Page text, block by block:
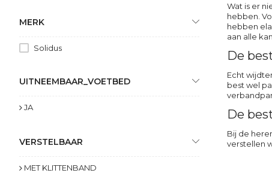
Wat is er
hebben.
hebben
aan alle
De
Echt
best wel
De
Bij de
verstellen
MERK
Solidus
UITNEEMBAAR_VOETBED
JA
VERSTELBAAR
MET KLITTENBAND